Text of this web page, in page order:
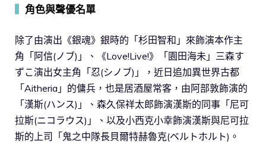
角色與聲優名單
除了由演出《銀魂》銀時的「杉田智和」來飾演本作主
角「阿信(ノブ)」、《Love!Live!》「園田海未」三森す
ずこ演出女主角「忍(シノブ)」，近日追加異世界古都
「Aitheria」的傭兵，也是居酒屋常客，由阿部敦飾演的
「漢斯(ハンス)」、森久保祥太郎飾演漢斯的同事「尼可
拉斯(ニコラウス)」、以及小西克小幸飾演漢斯與尼可拉
斯的上司「鬼之中隊長貝爾特赫魯克(ベルトホルト)。